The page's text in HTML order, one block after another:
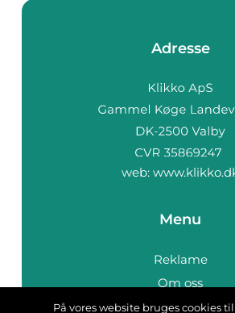
Adresse
web:
Menu
Reklame
Om oss
Cookies
På vores website bruges cookies